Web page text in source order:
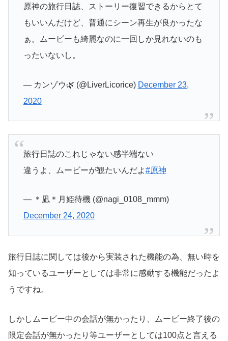
原神の旅行日誌、ストーリー復習できるからとて
もいいんだけど、普通にシーン再生が良かったな
ぁ。ムービーも綺麗なのに一回しか見れないのも
ったいないし。
— カンゾウ🌿 (@LiverLicorice) December 23,
2020
旅行日誌のこれじゃない感半端ない
違うよ、ムービーが観たいんだよ#原神
— ＊凪＊月姫待機 (@nagi_0108_mmm)
December 24, 2020
旅行日誌に関しては後から実装された機能の為、無い時を
知っているユーザーとしては非常に感動する機能だったよ
うですね。
しかしムービー中の会話が無かったり、ムービー終了後の
限定会話が無かったり等ユーザーとしては100点と言える